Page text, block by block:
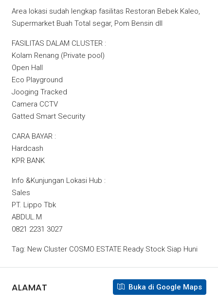
Area lokasi sudah lengkap fasilitas Restoran Bebek Kaleo,
Supermarket Buah Total segar, Pom Bensin dll
FASILITAS DALAM CLUSTER :
Kolam Renang (Private pool)
Open Hall
Eco Playground
Jooging Tracked
Camera CCTV
Gatted Smart Security
CARA BAYAR :
Hardcash
KPR BANK
Info &Kunjungan Lokasi Hub :
Sales
PT. Lippo Tbk
ABDUL.M
0821 2231 3027
Tag: New Cluster COSMO ESTATE Ready Stock Siap Huni
ALAMAT Buka di Google Maps